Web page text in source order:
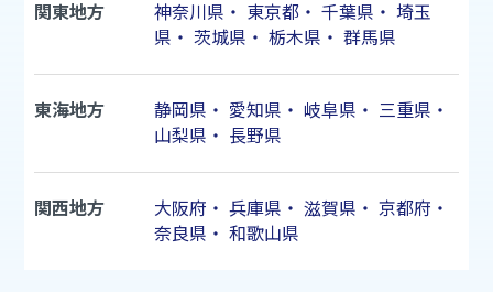
関東地方 神奈川県 ・ 東京都・ 千葉県 ・ 埼玉
県 ・ 茨城県 ・ 栃木県 ・ 群馬県
東海地方 静岡県 ・ 愛知県 ・ 岐阜県 ・ 三重県 ・
山梨県 ・ 長野県
関西地方 大阪府 ・ 兵庫県 ・ 滋賀県 ・ 京都府 ・
奈良県 ・ 和歌山県